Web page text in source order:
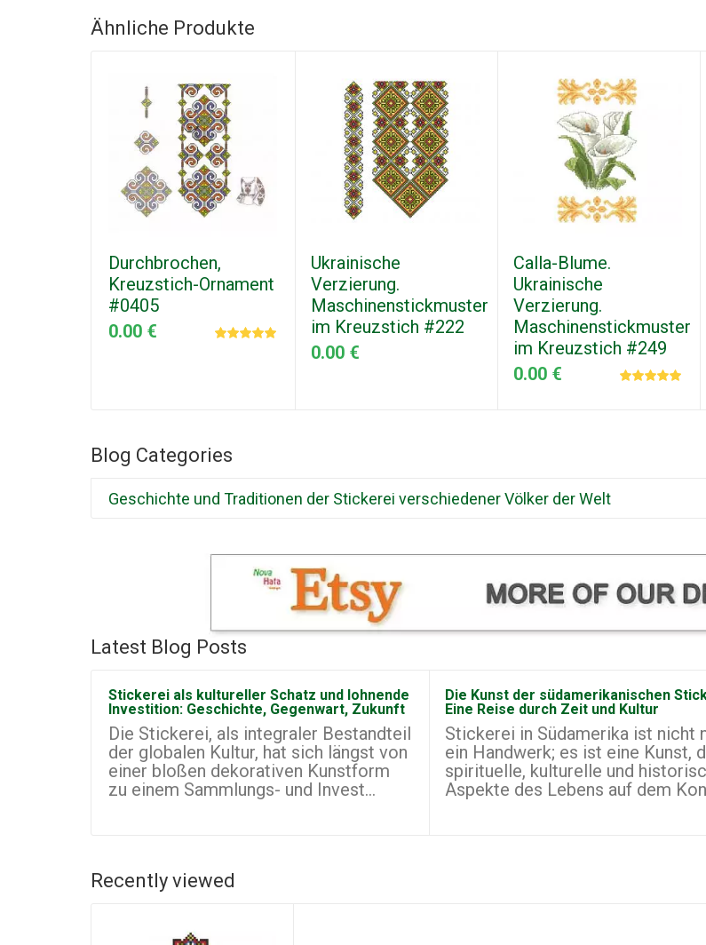
Ähnliche Produkte
Durchbrochen,
Kreuzstich-Ornament
#0405
0.00 €
Ukrainische
Verzierung.
Maschinenstickmuster
im Kreuzstich #222
0.00 €
Calla-Blume.
Ukrainische
Verzierung.
Maschinenstickmuster
im Kreuzstich #249
0.00 €
Blog Categories
Geschichte und Traditionen der Stickerei verschiedener Völker der Welt
Latest Blog Posts
Stickerei als kultureller Schatz und lohnende
Investition: Geschichte, Gegenwart, Zukunft
Die Stickerei, als integraler Bestandteil
der globalen Kultur, hat sich längst von
einer bloßen dekorativen Kunstform
zu einem Sammlungs- und Invest...
Die Kunst der südamerikanischen
Eine Reise durch Zeit und Kultur
Stickerei in Südamerika ist nicht
ein Handwerk; es ist eine Kunst,
spirituelle, kulturelle und
Aspekte des Lebens auf dem
Recently viewed